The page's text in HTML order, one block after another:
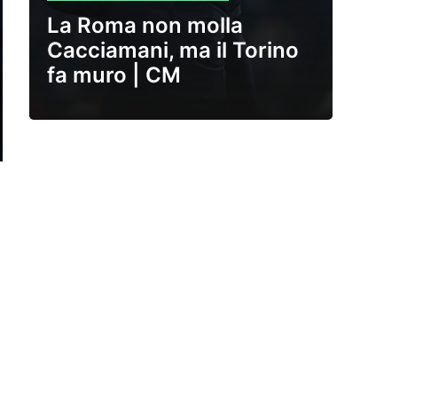
La Roma non molla
Cacciamani, ma il Torino
fa muro | CM